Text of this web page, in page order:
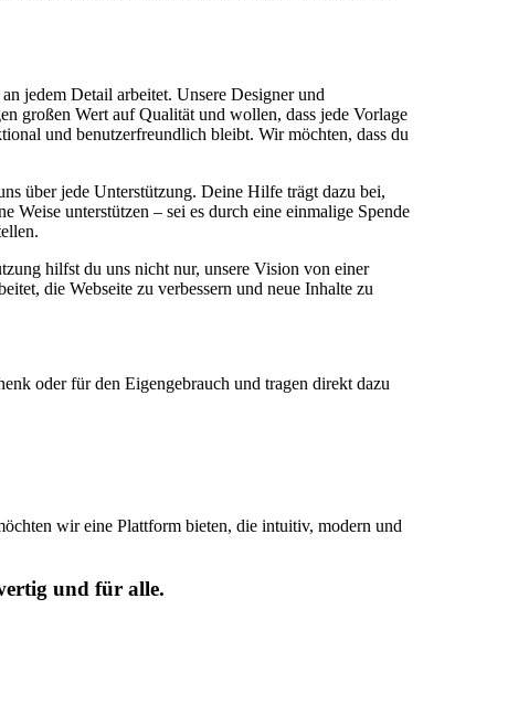
jedem Detail arbeitet. Unsere Designer und
großen Wert auf Qualität und wollen, dass jede Vorlage
und benutzerfreundlich bleibt. Wir möchten, dass du
über jede Unterstützung. Deine Hilfe trägt dazu bei,
unterstützen – sei es durch eine einmalige Spende
hilfst du uns nicht nur, unsere Vision von einer
die Webseite zu verbessern und neue Inhalte zu
oder für den Eigengebrauch und tragen direkt dazu
wir eine Plattform bieten, die intuitiv, modern und
und für alle.